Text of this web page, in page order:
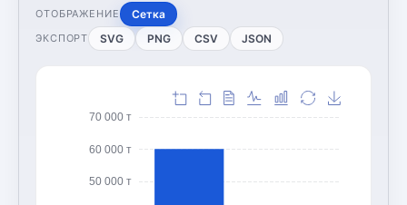
ОТОБРАЖЕНИЕ Сетка
ЭКСПОРТ SVG PNG CSV JSON
50 000 т
60 000 т
70 000 т